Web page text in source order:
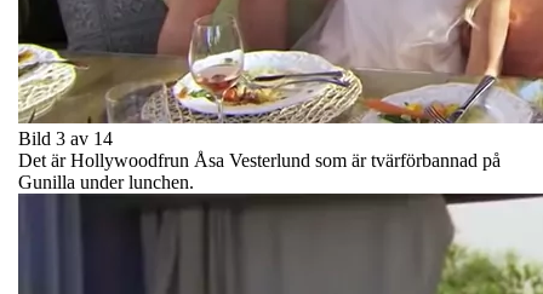
Bild 3 av 14
Det är Hollywoodfrun Åsa Vesterlund som är tvärförbannad på
Gunilla under lunchen.